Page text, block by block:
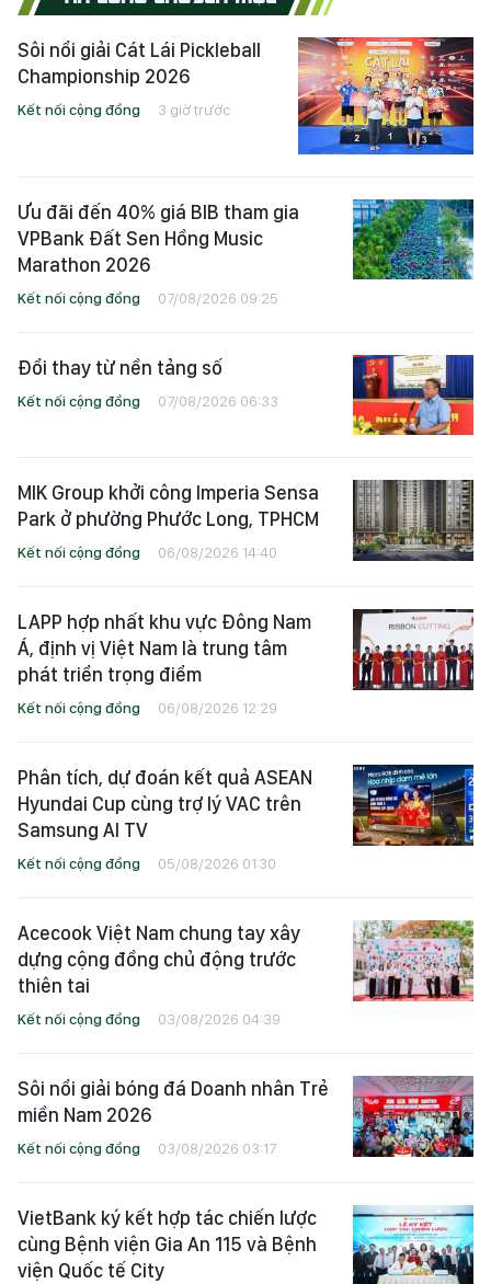
Sôi nổi giải Cát Lái Pickleball
Championship 2026
Kết nối cộng đồng 3 giờ trước
Ưu đãi đến 40% giá BIB tham gia
VPBank Đất Sen Hồng Music
Marathon 2026
Kết nối cộng đồng 07/08/2026 09:25
Đổi thay từ nền tảng số
Kết nối cộng đồng 07/08/2026 06:33
MIK Group khởi công Imperia Sensa
Park ở phường Phước Long, TPHCM
Kết nối cộng đồng 06/08/2026 14:40
LAPP hợp nhất khu vực Đông Nam
Á, định vị Việt Nam là trung tâm
phát triển trọng điểm
Kết nối cộng đồng 06/08/2026 12:29
Phân tích, dự đoán kết quả ASEAN
Hyundai Cup cùng trợ lý VAC trên
Samsung AI TV
Kết nối cộng đồng 05/08/2026 01:30
Acecook Việt Nam chung tay xây
dựng cộng đồng chủ động trước
thiên tai
Kết nối cộng đồng 03/08/2026 04:39
Sôi nổi giải bóng đá Doanh nhân Trẻ
miền Nam 2026
Kết nối cộng đồng 03/08/2026 03:17
VietBank ký kết hợp tác chiến lược
cùng Bệnh viện Gia An 115 và Bệnh
viện Quốc tế City